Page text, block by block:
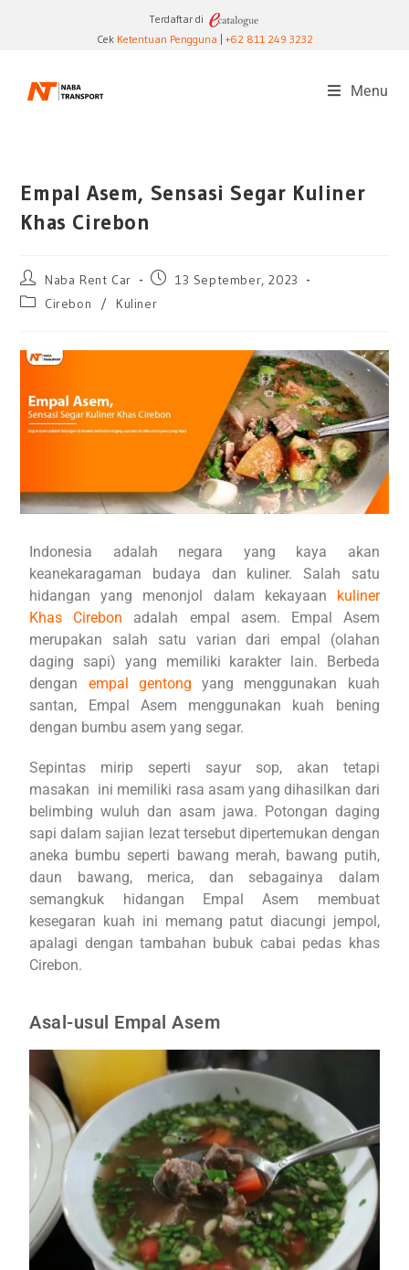
Terdaftar di
CekKetentuan Pengguna +62 811 249 3232
Menu
Empal Asem, Sensasi Segar Kuliner
Khas Cirebon
Naba Rent Car
13 September, 2023
Cirebon
/ Kuliner
Indonesia adalah negara yang kaya akan
keanekaragaman budaya dan kuliner. Salah satu
hidangan yang menonjol dalam kekayaan kuliner
Khas Cirebon adalah empal asem. Empal Asem
merupakan salah satu varian dari empal (olahan
daging sapi) yang memiliki karakter lain. Berbeda
dengan empal gentong yang menggunakan kuah
santan, Empal Asem menggunakan kuah bening
dengan bumbu asem yang segar.
Sepintas mirip seperti sayur sop, akan tetapi
masakan ini memiliki rasa asam yang dihasilkan dari
belimbing wuluh dan asam jawa. Potongan daging
sapi dalam sajian lezat tersebut dipertemukan dengan
aneka bumbu seperti bawang merah, bawang putih,
daun bawang, merica, dan sebagainya dalam
semangkuk hidangan Empal Asem membuat
kesegaran kuah ini memang patut diacungi jempol,
apalagi dengan tambahan bubuk cabai pedas khas
Cirebon.
Asal-usul Empal Asem